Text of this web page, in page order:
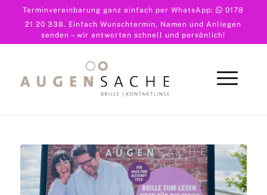
Terminvereinbarung ganz einfach per WhatsApp:
0178
21 20 338. Einfach Wunschtermin, Namen und Anliegen
senden – wir antworten schnell und persönlich!